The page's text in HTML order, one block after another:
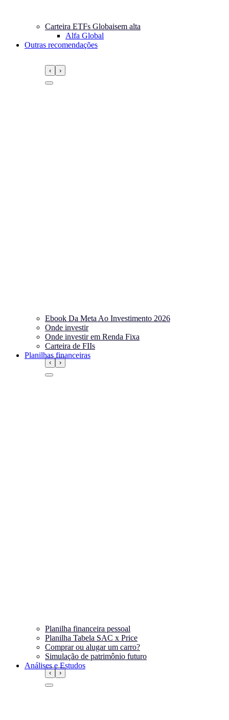
‹ ›
Carteira ETFs Globaisem alta
Alfa Global
Outras recomendações
‹ ›
Ebook Da Meta Ao Investimento 2026
Onde investir
Onde investir em Renda Fixa
Carteira de FIIs
Planilhas financeiras
‹ ›
Planilha financeira pessoal
Planilha Tabela SAC x Price
Comprar ou alugar um carro?
Simulação de patrimônio futuro
Análises e Estudos